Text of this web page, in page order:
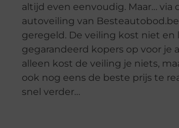
altijd even eenvoudig. Maar… via
autoveiling van
geregeld. De veiling kost niet en
gegarandeerd kopers op voor je
alleen kost de veiling je niets,
ook nog eens de beste prijs te
snel verder…